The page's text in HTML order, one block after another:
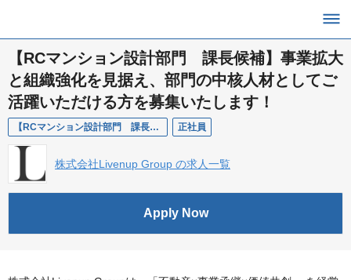
【RCマンション設計部門 課長候補】事業拡大
と組織強化を見据え、部門の中核人材としてご
活躍いただける方を募集いたします！
【RCマンション設計部門 課長候補】 正社員
株式会社Livenup Group の求人一覧
Apply Now